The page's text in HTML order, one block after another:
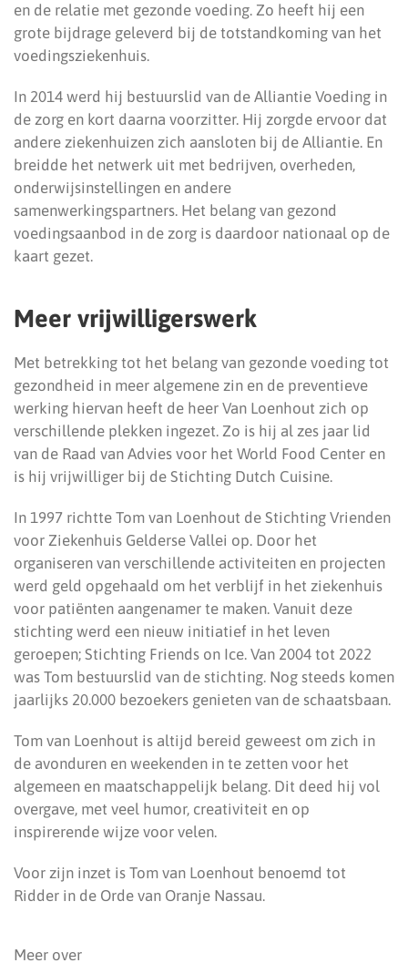
en de relatie met gezonde voeding. Zo heeft hij een
grote bijdrage geleverd bij de totstandkoming van het
voedingsziekenhuis.
In 2014 werd hij bestuurslid van de Alliantie Voeding in
de zorg en kort daarna voorzitter. Hij zorgde ervoor dat
andere ziekenhuizen zich aansloten bij de Alliantie. En
breidde het netwerk uit met bedrijven, overheden,
onderwijsinstellingen en andere
samenwerkingspartners. Het belang van gezond
voedingsaanbod in de zorg is daardoor nationaal op de
kaart gezet.
Meer vrijwilligerswerk
Met betrekking tot het belang van gezonde voeding tot
gezondheid in meer algemene zin en de preventieve
werking hiervan heeft de heer Van Loenhout zich op
verschillende plekken ingezet. Zo is hij al zes jaar lid
van de Raad van Advies voor het World Food Center en
is hij vrijwilliger bij de Stichting Dutch Cuisine.
In 1997 richtte Tom van Loenhout de Stichting Vrienden
voor Ziekenhuis Gelderse Vallei op. Door het
organiseren van verschillende activiteiten en projecten
werd geld opgehaald om het verblijf in het ziekenhuis
voor patiënten aangenamer te maken. Vanuit deze
stichting werd een nieuw initiatief in het leven
geroepen; Stichting Friends on Ice. Van 2004 tot 2022
was Tom bestuurslid van de stichting. Nog steeds komen
jaarlijks 20.000 bezoekers genieten van de schaatsbaan.
Tom van Loenhout is altijd bereid geweest om zich in
de avonduren en weekenden in te zetten voor het
algemeen en maatschappelijk belang. Dit deed hij vol
overgave, met veel humor, creativiteit en op
inspirerende wijze voor velen.
Voor zijn inzet is Tom van Loenhout benoemd tot
Ridder in de Orde van Oranje Nassau.
Meer over